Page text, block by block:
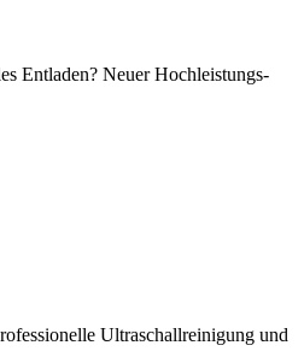
Entladen? Neuer Hochleistungs-
Ultraschallreinigung und